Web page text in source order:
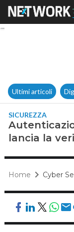
Ultimi articoli
SICUREZZA
lancia la
Home Cyber